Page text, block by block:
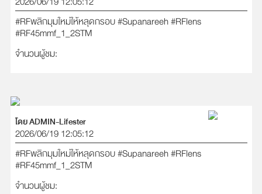
#RFพลิกมุมใหม่ให้หลุดกรอบ#Supanareeh#RFlens
#RF45mmf_1_2STM
จำนวนผู้ชม:
โดย ADMIN-Lifester
2026/06/19 12:05:12
#RFพลิกมุมใหม่ให้หลุดกรอบ#Supanareeh#RFlens
#RF45mmf_1_2STM
จำนวนผู้ชม: